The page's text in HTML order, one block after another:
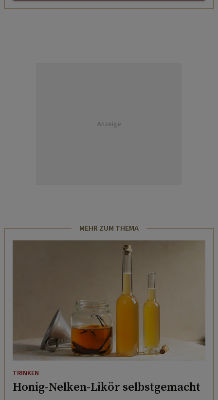
Anzeige
MEHR ZUM THEMA
TRINKEN
Honig-Nelken-Likör selbstgemacht